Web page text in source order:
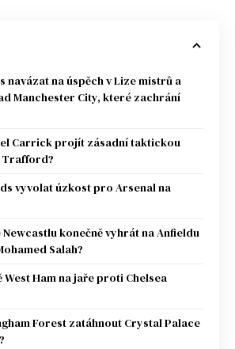
navázat na úspěch v Lize mistrů a
Manchester City, které zachrání
Carrick projít zásadní taktickou
Trafford?
vyvolat úzkost pro Arsenal na
Newcastlu konečně vyhrát na Anfieldu
Salah?
West Ham na jaře proti Chelsea
Forest zatáhnout Crystal Palace